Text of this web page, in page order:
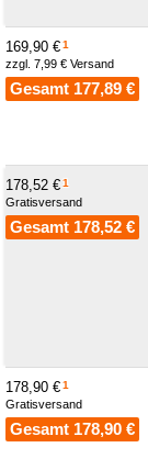
169,90 €1
zzgl. 7,99 € Versand
Gesamt 177,89 €
178,52 €1
Gratisversand
Gesamt 178,52 €
178,90 €1
Gratisversand
Gesamt 178,90 €